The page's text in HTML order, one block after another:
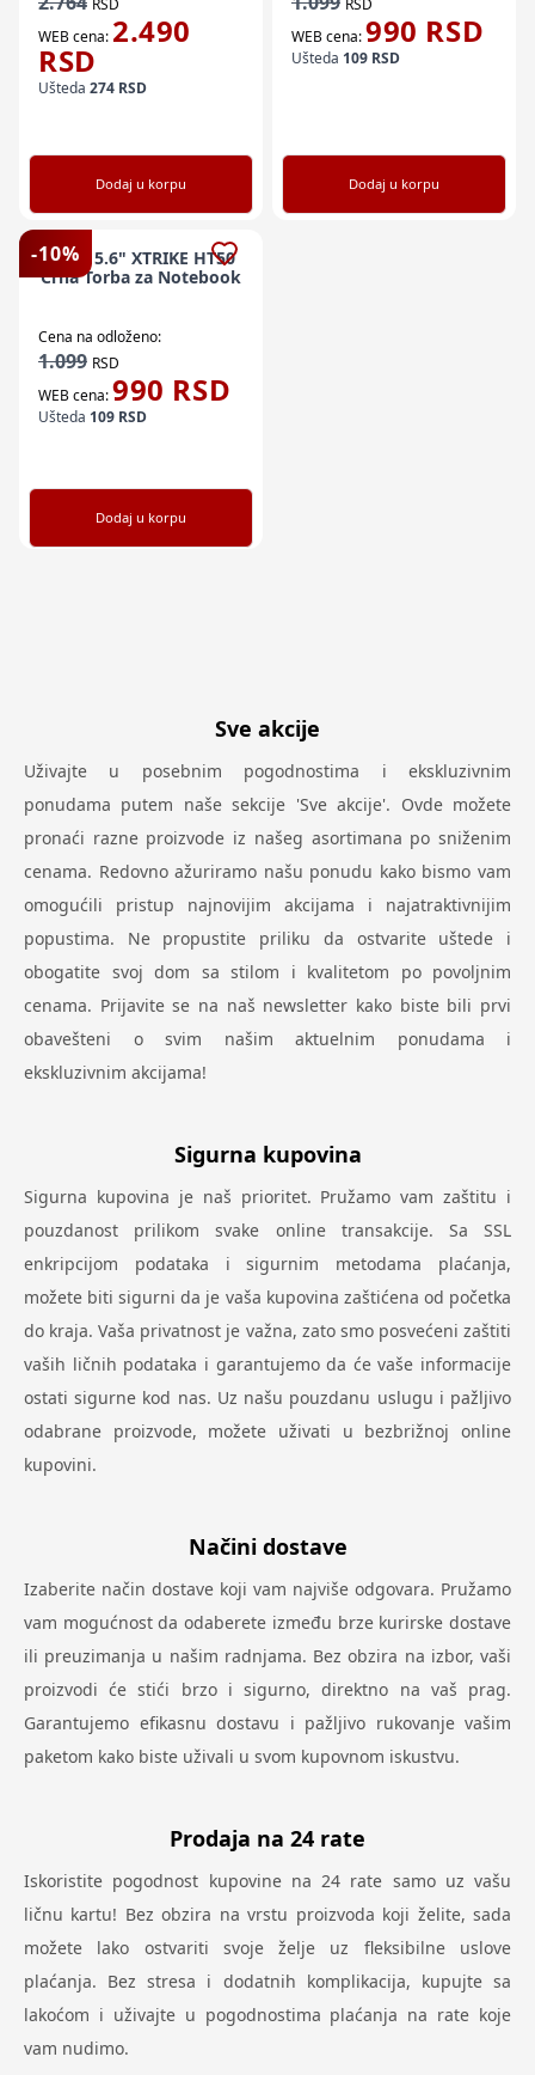
RSD
WEB cena: 2.490
RSD
Ušteda 274 RSD
Dodaj u korpu
RSD
WEB cena:990 RSD
Ušteda 109 RSD
Dodaj u korpu
-10%
NBT 15.6" XTRIKE HT50
Crna Torba za Notebook
Cena na odloženo:
1.099 RSD
WEB cena:990 RSD
Ušteda 109 RSD
Dodaj u korpu
Sve akcije
Uživajte u posebnim pogodnostima i ekskluzivnim
ponudama putem naše sekcije 'Sve akcije'. Ovde možete
pronaći razne proizvode iz našeg asortimana po sniženim
cenama. Redovno ažuriramo našu ponudu kako bismo vam
omogućili pristup najnovijim akcijama i najatraktivnijim
popustima. Ne propustite priliku da ostvarite uštede i
obogatite svoj dom sa stilom i kvalitetom po povoljnim
cenama. Prijavite se na naš newsletter kako biste bili prvi
obavešteni o svim našim aktuelnim ponudama i
ekskluzivnim akcijama!
Sigurna kupovina
Sigurna kupovina je naš prioritet. Pružamo vam zaštitu i
pouzdanost prilikom svake online transakcije. Sa SSL
enkripcijom podataka i sigurnim metodama plaćanja,
možete biti sigurni da je vaša kupovina zaštićena od početka
do kraja. Vaša privatnost je važna, zato smo posvećeni zaštiti
vaših ličnih podataka i garantujemo da će vaše informacije
ostati sigurne kod nas. Uz našu pouzdanu uslugu i pažljivo
odabrane proizvode, možete uživati u bezbrižnoj online
kupovini.
Načini dostave
Izaberite način dostave koji vam najviše odgovara. Pružamo
vam mogućnost da odaberete između brze kurirske dostave
ili preuzimanja u našim radnjama. Bez obzira na izbor, vaši
proizvodi će stići brzo i sigurno, direktno na vaš prag.
Garantujemo efikasnu dostavu i pažljivo rukovanje vašim
paketom kako biste uživali u svom kupovnom iskustvu.
Prodaja na 24 rate
Iskoristite pogodnost kupovine na 24 rate samo uz vašu
ličnu kartu! Bez obzira na vrstu proizvoda koji želite, sada
možete lako ostvariti svoje želje uz fleksibilne uslove
plaćanja. Bez stresa i dodatnih komplikacija, kupujte sa
lakoćom i uživajte u pogodnostima plaćanja na rate koje
vam nudimo.